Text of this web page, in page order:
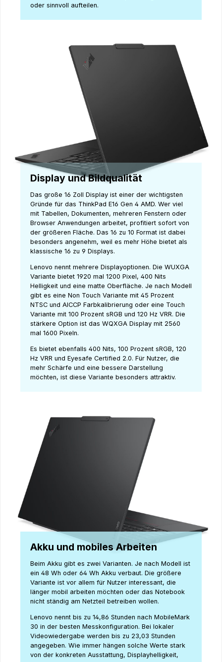
oder sinnvoll aufteilen.
Display und Bildqualität
Das große 16 Zoll Display ist einer der wichtigsten
Gründe für das ThinkPad E16 Gen 4 AMD. Wer viel
mit Tabellen, Dokumenten, mehreren Fenstern oder
Browser Anwendungen arbeitet, profitiert sofort von
der größeren Fläche. Das 16 zu 10 Format ist dabei
besonders angenehm, weil es mehr Höhe bietet als
klassische 16 zu 9 Displays.
Lenovo nennt mehrere Displayoptionen. Die WUXGA
Variante bietet 1920 mal 1200 Pixel, 400 Nits
Helligkeit und eine matte Oberfläche. Je nach Modell
gibt es eine Non Touch Variante mit 45 Prozent
NTSC und AICCP Farbkalibrierung oder eine Touch
Variante mit 100 Prozent sRGB und 120 Hz VRR. Die
stärkere Option ist das WQXGA Display mit 2560
mal 1600 Pixeln.
Es bietet ebenfalls 400 Nits, 100 Prozent sRGB, 120
Hz VRR und Eyesafe Certified 2.0. Für Nutzer, die
mehr Schärfe und eine bessere Darstellung
möchten, ist diese Variante besonders attraktiv.
Akku und mobiles Arbeiten
Beim Akku gibt es zwei Varianten. Je nach Modell ist
ein 48 Wh oder 64 Wh Akku verbaut. Die größere
Variante ist vor allem für Nutzer interessant, die
länger mobil arbeiten möchten oder das Notebook
nicht ständig am Netzteil betreiben wollen.
Lenovo nennt bis zu 14,86 Stunden nach MobileMark
30 in der besten Messkonfiguration. Bei lokaler
Videowiedergabe werden bis zu 23,03 Stunden
angegeben. Wie immer hängen solche Werte stark
von der konkreten Ausstattung, Displayhelligkeit,